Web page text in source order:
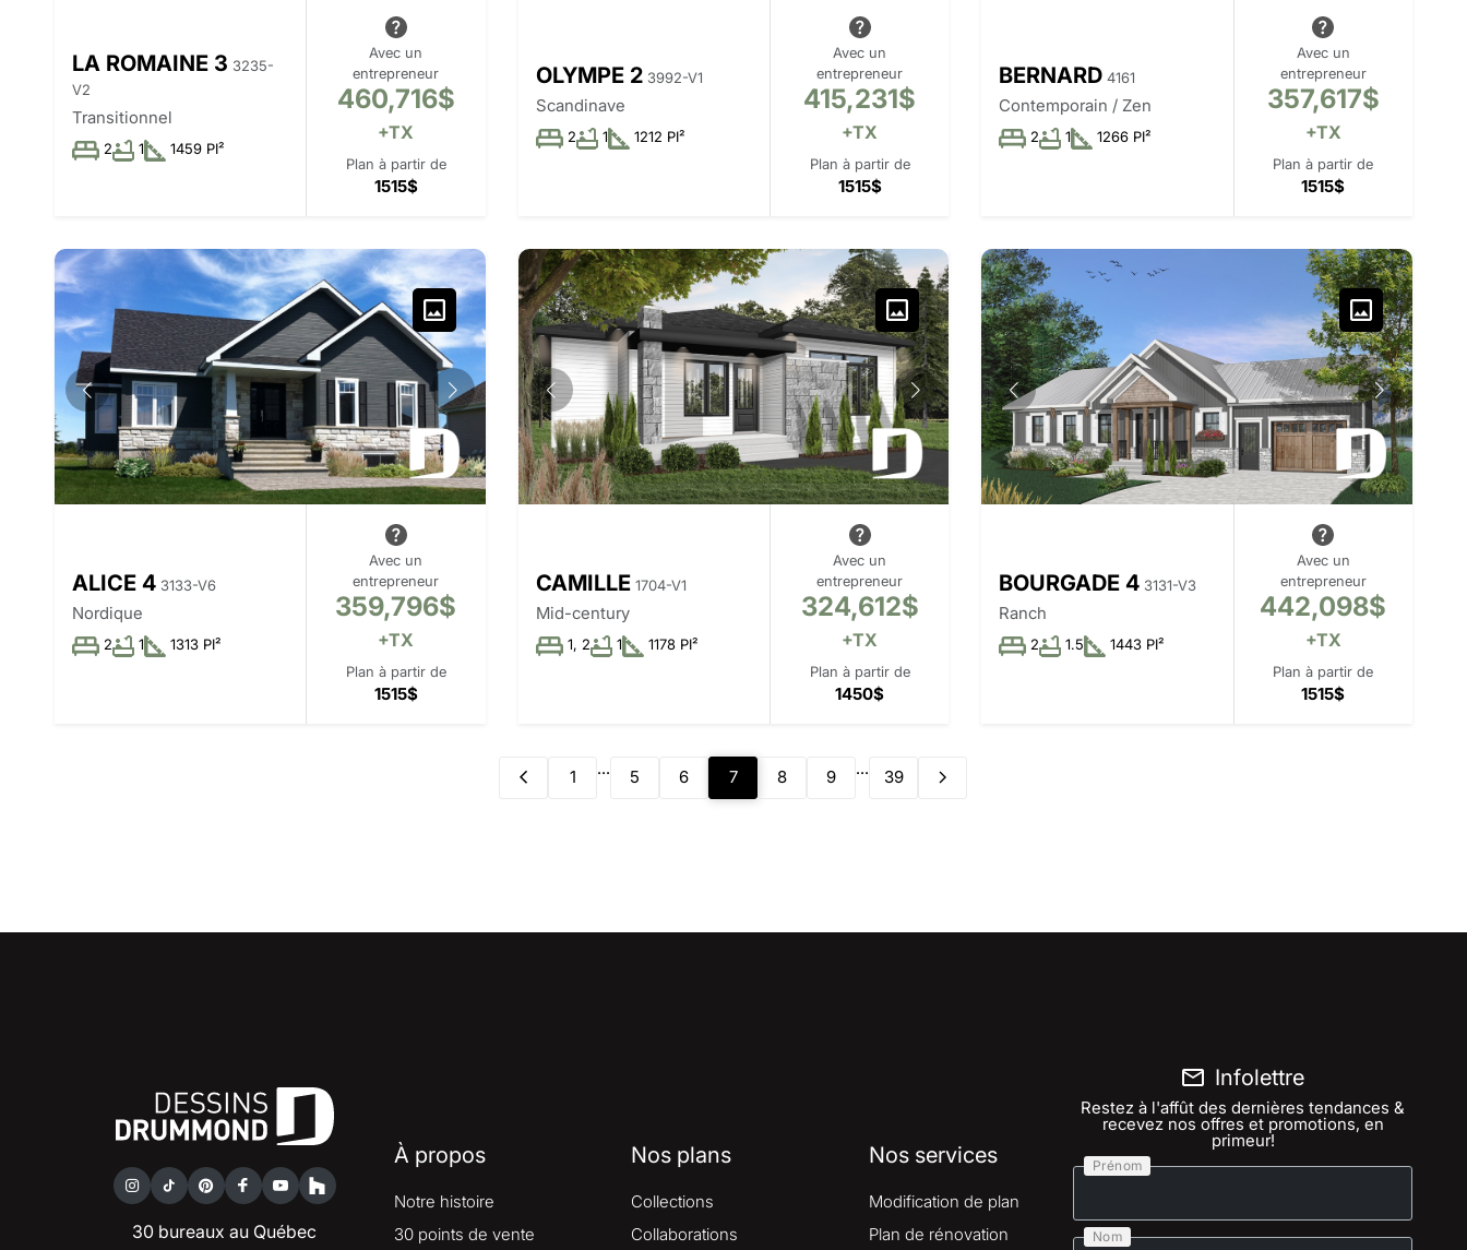
LA ROMAINE 3 3235-
V2
Transitionnel
2 1 1459 PI²
Avec un
entrepreneur
460,716$
+TX
Plan à partir de
1515$
OLYMPE 2 3992-V1
Scandinave
2 1 1212 PI²
Avec un
entrepreneur
415,231$
+TX
Plan à partir de
1515$
BERNARD 4161
Contemporain / Zen
2 1 1266 PI²
Avec un
entrepreneur
357,617$
+TX
Plan à partir de
1515$
ALICE 4 3133-V6
Nordique
2 1 1313 PI²
Avec un
entrepreneur
359,796$
+TX
Plan à partir de
1515$
CAMILLE 1704-V1
Mid-century
1, 2 1 1178 PI²
Avec un
entrepreneur
324,612$
+TX
Plan à partir de
1450$
BOURGADE 4 3131-V3
Ranch
2 1.5 1443 PI²
Avec un
entrepreneur
442,098$
+TX
Plan à partir de
1515$
1 ... 5 6 7 8 9 ... 39
30 bureaux au Québec
À propos
Notre histoire
30 points de vente
Nos plans
Collections
Collaborations
Nos services
Modification de plan
Plan de rénovation
Infolettre
Restez à l'affût des dernières tendances &
recevez nos offres et promotions, en
primeur!
Prénom
Nom